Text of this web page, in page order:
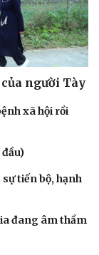
người Tày
xã hội rồi
tiến bộ, hạnh
đang âm thầm